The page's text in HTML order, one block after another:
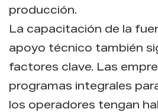
producción.
La capacitación de la
apoyo técnico también
factores clave. Las
programas integrales
los operadores tengan